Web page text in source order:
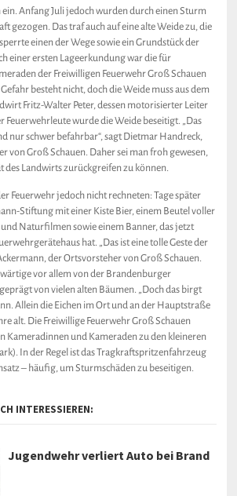
ein. Anfang Juli jedoch wurden durch einen Sturm
gezogen. Das traf auch auf eine alte Weide zu, die
einen der Wege sowie ein Grundstück der
einer ersten Lageerkundung war die für
der Freiwilligen Feuerwehr Groß Schauen
besteht nicht, doch die Weide muss aus dem
Fritz-Walter Peter, dessen motorisierter Leiter
Feuerwehrleute wurde die Weide beseitigt. „Das
nur schwer befahrbar“, sagt Dietmar Handreck,
von Groß Schauen. Daher sei man froh gewesen,
des Landwirts zurückgreifen zu können.
Feuerwehr jedoch nicht rechneten: Tage später
Stiftung mit einer Kiste Bier, einem Beutel voller
und Naturfilmen sowie einem Banner, das jetzt
hat. „Das ist eine tolle Geste der
der Ortsvorsteher von Groß Schauen.
vor allem von der Brandenburger
von vielen alten Bäumen. „Doch das birgt
Allein die Eichen im Ort und an der Hauptstraße
alt. Die Freiwillige Feuerwehr Groß Schauen
Kameradinnen und Kameraden zu den kleineren
In der Regel ist das Tragkraftspritzenfahrzeug
– häufig, um Sturmschäden zu beseitigen.
INTERESSIEREN:
Jugendwehr verliert Auto bei Brand